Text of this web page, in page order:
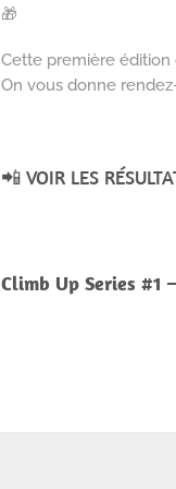
🎁
Cette première édition
On vous donne
📲 VOIR LES
Climb Up Series #1